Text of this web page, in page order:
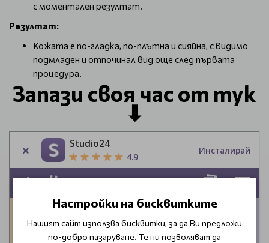
с моментален резултат.
Резултат:
Кожата е по-гладка, по-плътна и сияйна, с видимо
подмладен и отпочинал вид още след първата
процедура.
Запази своя час от тук
⬇
Настройки на бисквитките
Нашият сайт използва бисквитки, за да Ви предложи
по-добро пазаруване. Те ни позволяват да